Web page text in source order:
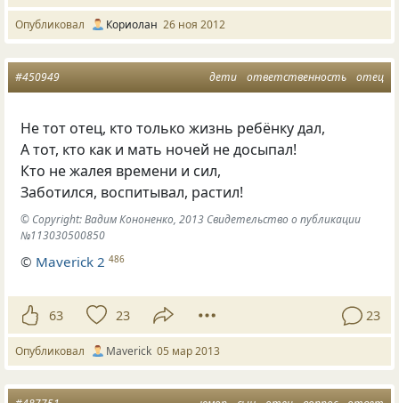
Опубликовал Кориолан 26 ноя 2012
дети ответственность отец
#450949
Не тот отец, кто только жизнь ребёнку дал,
А тот, кто как и мать ночей не досыпал!
Кто не жалея времени и сил,
Заботился, воспитывал, растил!
© Copyright: Вадим Кононенко, 2013 Свидетельство о публикации
№113030500850
© Maverick 2 486
63 23 23
Опубликовал Maverick 05 мар 2013